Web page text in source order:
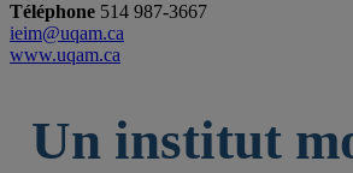
Téléphone 514 987-3667
ieim@uqam.ca
www.uqam.ca
Un institut